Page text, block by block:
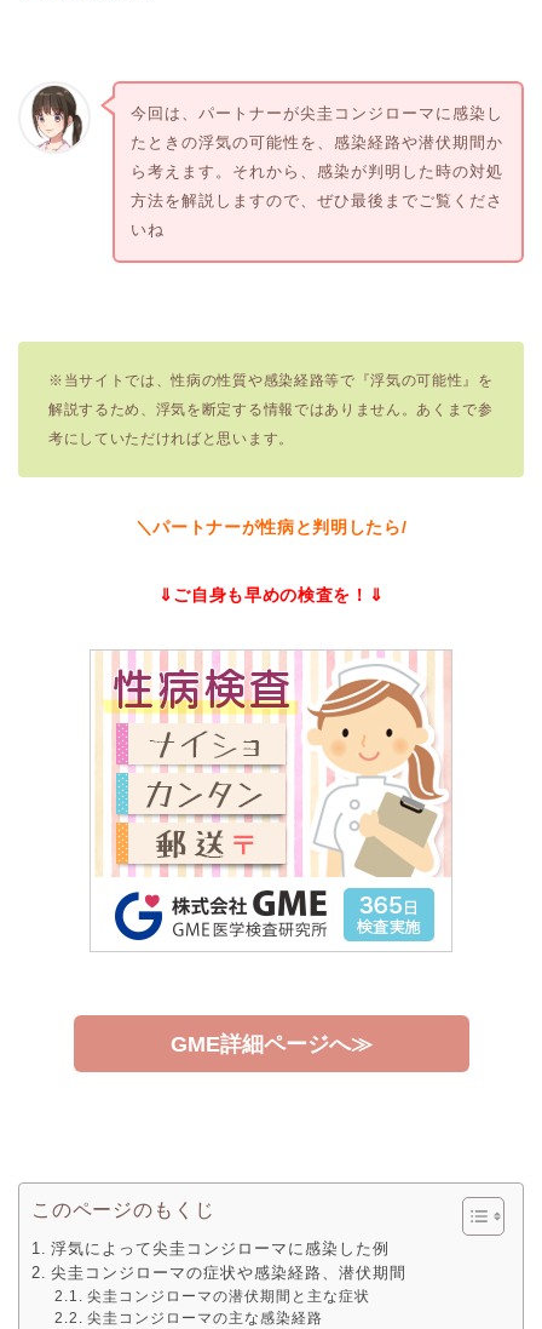
今回は、パートナーが尖圭コンジローマに感染し
たときの浮気の可能性を、感染経路や潜伏期間か
ら考えます。それから、感染が判明した時の対処
方法を解説しますので、ぜひ最後までご覧くださ
いね
※当サイトでは、性病の性質や感染経路等で『浮気の可能性』を
解説するため、浮気を断定する情報ではありません。あくまで参
考にしていただければと思います。
＼パートナーが性病と判明したら/
⇓ご自身も早めの検査を！⇓
GME詳細ページへ≫
このページのもくじ
浮気によって尖圭コンジローマに感染した例
尖圭コンジローマの症状や感染経路、潜伏期間
尖圭コンジローマの潜伏期間と主な症状
尖圭コンジローマの主な感染経路